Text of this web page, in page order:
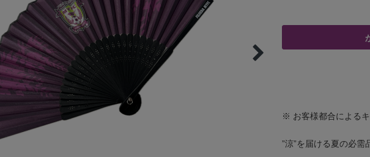
※ お客様都合による
”涼”を届ける夏の必需